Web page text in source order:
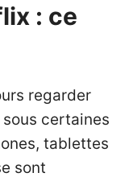
: ce
regarder
certaines
tablettes
sont